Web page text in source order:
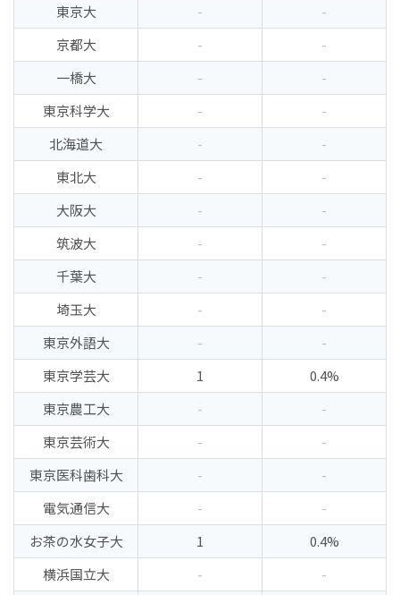
東京大
-
-
京都大
-
-
一橋大
-
-
東京科学大
-
-
北海道大
-
-
東北大
-
-
大阪大
-
-
筑波大
-
-
千葉大
-
-
埼玉大
-
-
東京外語大
-
-
東京学芸大
1
0.4%
東京農工大
-
-
東京芸術大
-
-
東京医科歯科大
-
-
電気通信大
-
-
お茶の水女子大
1
0.4%
横浜国立大
-
-